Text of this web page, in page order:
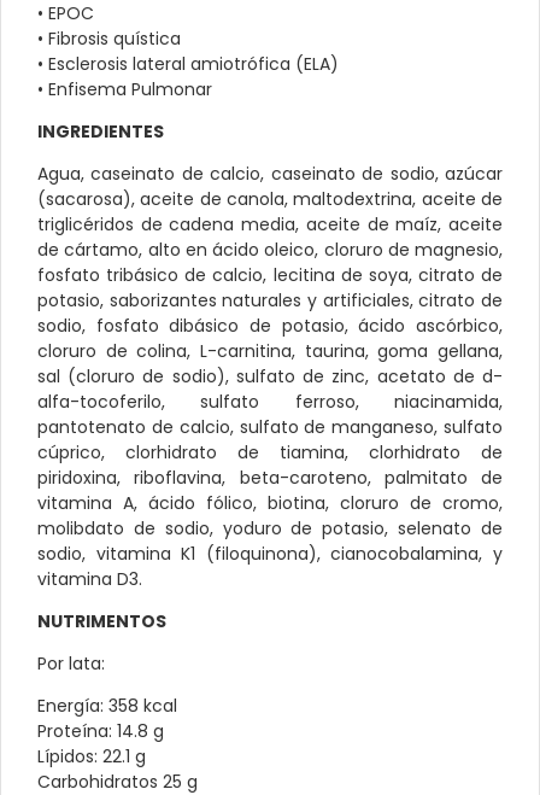
• EPOC
• Fibrosis quística
• Esclerosis lateral amiotrófica (ELA)
• Enfisema Pulmonar
INGREDIENTES
Agua, caseinato de calcio, caseinato de sodio, azúcar
(sacarosa), aceite de canola, maltodextrina, aceite de
triglicéridos de cadena media, aceite de maíz, aceite
de cártamo, alto en ácido oleico, cloruro de magnesio,
fosfato tribásico de calcio, lecitina de soya, citrato de
potasio, saborizantes naturales y artificiales, citrato de
sodio, fosfato dibásico de potasio, ácido ascórbico,
cloruro de colina, L-carnitina, taurina, goma gellana,
sal (cloruro de sodio), sulfato de zinc, acetato de d-
alfa-tocoferilo, sulfato ferroso, niacinamida,
pantotenato de calcio, sulfato de manganeso, sulfato
cúprico, clorhidrato de tiamina, clorhidrato de
piridoxina, riboflavina, beta-caroteno, palmitato de
vitamina A, ácido fólico, biotina, cloruro de cromo,
molibdato de sodio, yoduro de potasio, selenato de
sodio, vitamina K1 (filoquinona), cianocobalamina, y
vitamina D3.
NUTRIMENTOS
Por lata:
Energía: 358 kcal
Proteína: 14.8 g
Lípidos: 22.1 g
Carbohidratos 25 g